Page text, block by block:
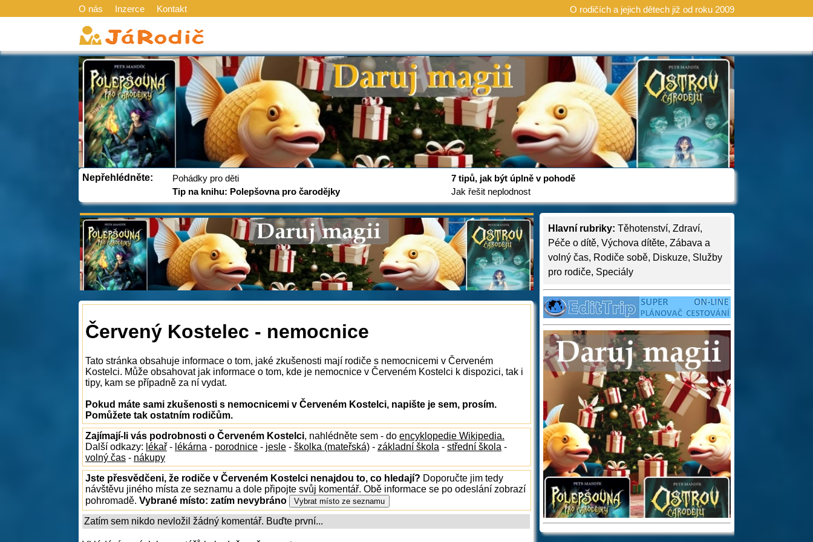
O nás Inzerce Kontakt O rodičích a jejich dětech již od roku 2009
Nepřehlédněte:
Pohádky pro děti
Tip na knihu: Polepšovna pro čarodějky
7 tipů, jak být úplně v pohodě
Jak řešit neplodnost
Hlavní rubriky: Těhotenství, Zdraví,
Péče o dítě, Výchova dítěte, Zábava a
volný čas, Rodiče sobě, Diskuze, Služby
pro rodiče, Speciály
Červený Kostelec - nemocnice
Tato stránka obsahuje informace o tom, jaké zkušenosti mají rodiče s nemocnicemi v Červeném
Kostelci. Může obsahovat jak informace o tom, kde je nemocnice v Červeném Kostelci k dispozici, tak i
tipy, kam se případně za ní vydat.
Pokud máte sami zkušenosti s nemocnicemi v Červeném Kostelci, napište je sem, prosím.
Pomůžete tak ostatním rodičům.
Zajímají-li vás podrobnosti o Červeném Kostelci, nahlédněte sem - do encyklopedie Wikipedia.
Další odkazy: lékař - lékárna - porodnice - jesle - školka (mateřská) - základní škola - střední škola -
volný čas - nákupy
Jste přesvědčeni, že rodiče v Červeném Kostelci nenajdou to, co hledají? Doporučte jim tedy
návštěvu jiného místa ze seznamu a dole připojte svůj komentář. Obě informace se po odeslání zobrazí
pohromadě. Vybrané místo: zatím nevybráno
Zatím sem nikdo nevložil žádný komentář. Buďte první...